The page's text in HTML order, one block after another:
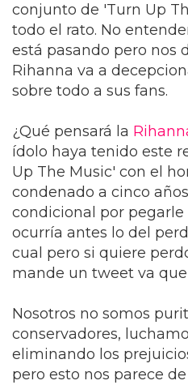
conjunto de 'Turn Up
todo el rato. No
está pasando pero nos
Rihanna va a
sobre todo a sus fans.
¿Qué pensará la
ídolo haya tenido este
Up The Music' con el
condenado a cinco
condicional por pegarle
ocurría antes lo del
cual pero si quiere
mande un tweet va
Nosotros no somos
conservadores,
eliminando los
pero esto nos parece